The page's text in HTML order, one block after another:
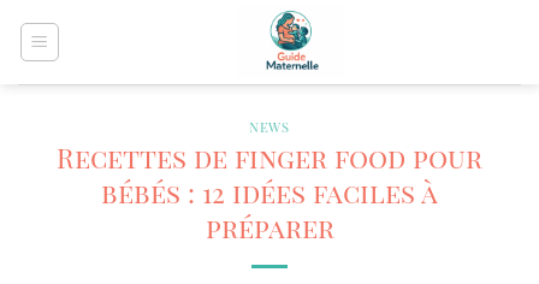
NEWS
Recettes de finger food pour
bébés : 12 idées faciles à
préparer